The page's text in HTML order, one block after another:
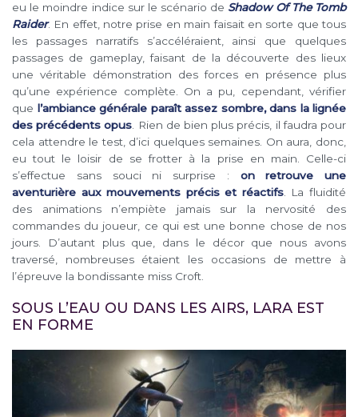
eu le moindre indice sur le scénario de Shadow Of The Tomb
Raider. En effet, notre prise en main faisait en sorte que tous
les passages narratifs s’accéléraient, ainsi que quelques
passages de gameplay, faisant de la découverte des lieux
une véritable démonstration des forces en présence plus
qu’une expérience complète. On a pu, cependant, vérifier
que l’ambiance générale paraît assez sombre, dans la lignée
des précédents opus . Rien de bien plus précis, il faudra pour
cela attendre le test, d’ici quelques semaines. On aura, donc,
eu tout le loisir de se frotter à la prise en main. Celle-ci
s’effectue sans souci ni surprise : on retrouve une
aventurière aux mouvements précis et réactifs. La fluidité
des animations n’empiète jamais sur la nervosité des
commandes du joueur, ce qui est une bonne chose de nos
jours. D’autant plus que, dans le décor que nous avons
traversé, nombreuses étaient les occasions de mettre à
l’épreuve la bondissante miss Croft.
SOUS L’EAU OU DANS LES AIRS, LARA EST
EN FORME